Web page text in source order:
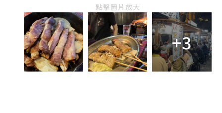
點擊圖片放大
+3